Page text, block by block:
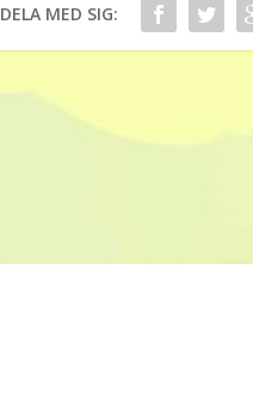
DELA MED SIG: